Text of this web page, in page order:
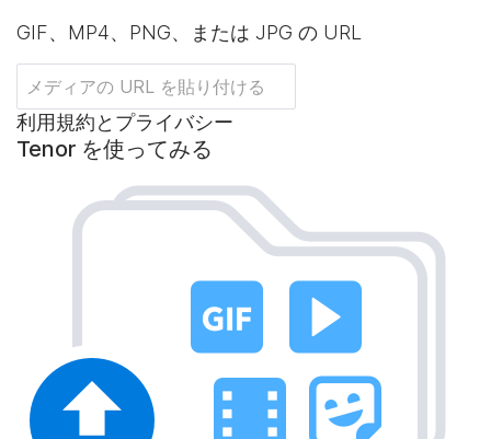
GIF、MP4、PNG、または JPG の URL
利用規約とプライバシー
Tenor を使ってみる